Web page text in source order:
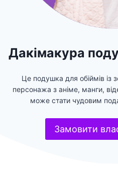
Дакімакура
Це подушка для обіймів
персонажа з аніме, манги,
може стати чудовим
Замовити